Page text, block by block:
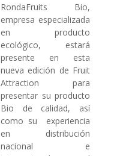
RondaFruits Bio,
empresa especializada
en producto
ecológico, estará
presente en esta
nueva edición de Fruit
Attraction para
presentar su producto
Bio de calidad, así
como su experiencia
en distribución
nacional e